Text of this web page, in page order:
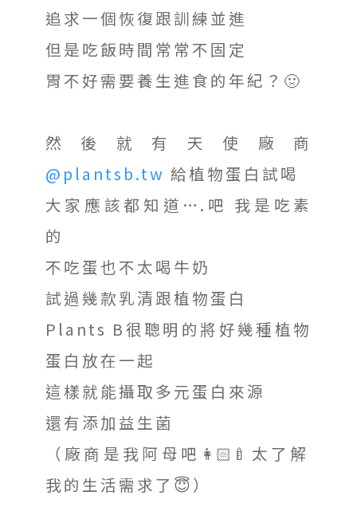
追求一個恢復跟訓練並進
但是吃飯時間常常不固定
胃不好需要養生進食的年紀？🤢
然後就有天使廠商
@plantsb.tw 給植物蛋白試喝
大家應該都知道….吧 我是吃素
的
不吃蛋也不太喝牛奶
試過幾款乳清跟植物蛋白
Plants B很聰明的將好幾種植物
蛋白放在一起
這樣就能攝取多元蛋白來源
還有添加益生菌
（廠商是我阿母吧👩🏻‍🍼太了解
我的生活需求了😇）